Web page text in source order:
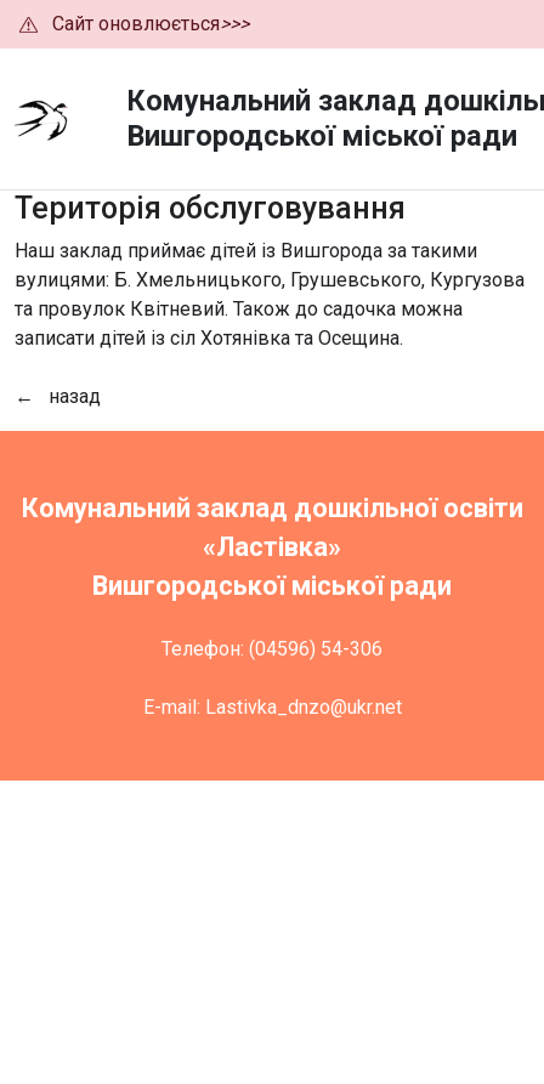
Сайт оновлюється>>>
Комунальний заклад
Вишгородської міської ради
Територія обслуговування
Наш заклад приймає дітей із Вишгорода за такими
вулицями: Б. Хмельницького, Грушевського, Кургузова
та провулок Квітневий. Також до садочка можна
записати дітей із сіл Хотянівка та Осещина.
← назад
Комунальний заклад дошкільної освіти
«Ластівка»
Вишгородської міської ради
Телефон: (04596) 54-306
E-mail: Lastivka_dnzo@ukr.net